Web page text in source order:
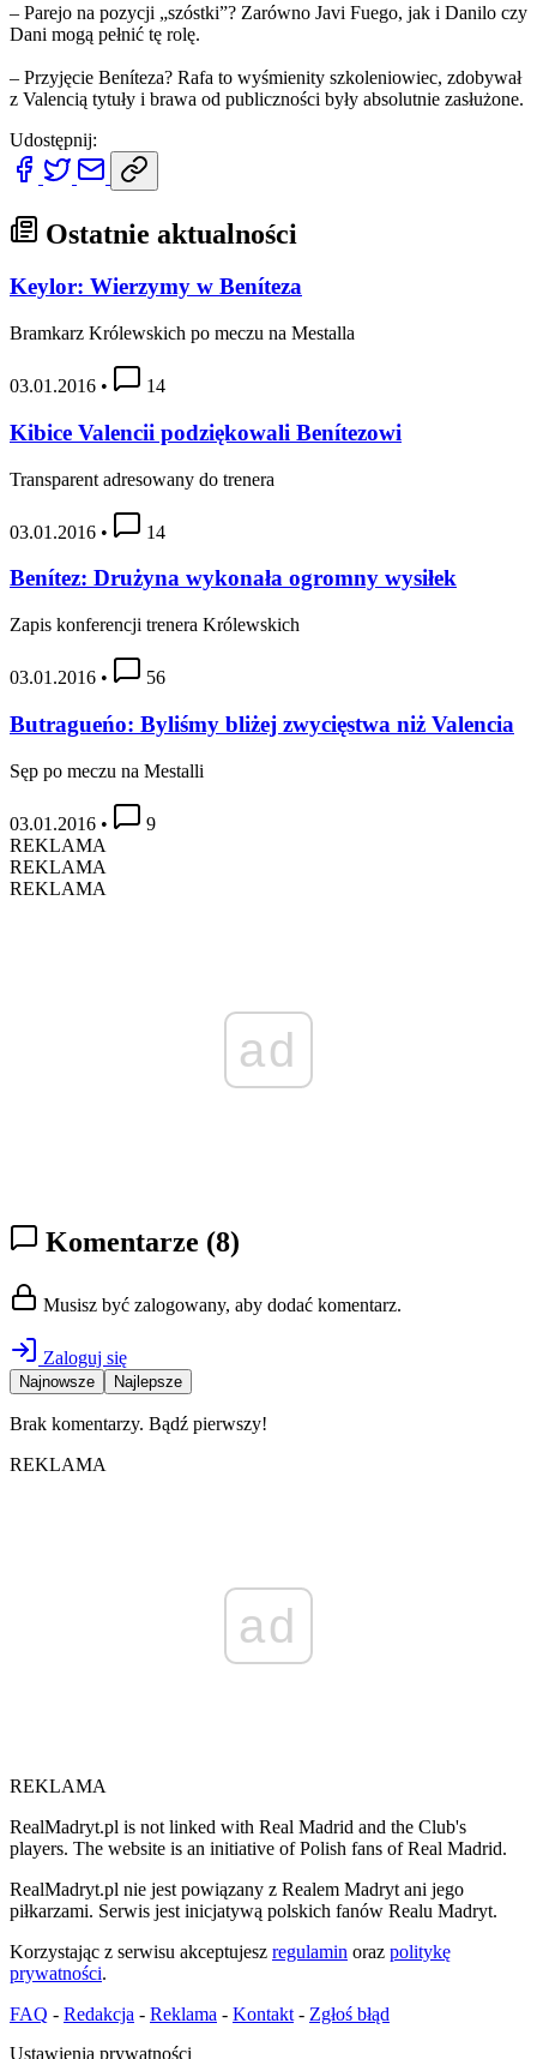
– Parejo na pozycji „szóstki”? Zarówno Javi Fuego, jak i Danilo czy
Dani mogą pełnić tę rolę.
– Przyjęcie Beníteza? Rafa to wyśmienity szkoleniowiec, zdobywał
z Valencią tytuły i brawa od publiczności były absolutnie zasłużone.
Udostępnij:
Ostatnie aktualności
Keylor: Wierzymy w Beníteza
Bramkarz Królewskich po meczu na Mestalla
03.01.2016 • 14
Kibice Valencii podziękowali Benítezowi
Transparent adresowany do trenera
03.01.2016 • 14
Benítez: Drużyna wykonała ogromny wysiłek
Zapis konferencji trenera Królewskich
03.01.2016 • 56
Butragueńo: Byliśmy bliżej zwycięstwa niż Valencia
Sęp po meczu na Mestalli
03.01.2016 •
9
REKLAMA
REKLAMA
REKLAMA
ad
Komentarze (8)
Musisz być zalogowany, aby dodać komentarz.
Zaloguj się
Najnowsze Najlepsze
Brak komentarzy. Bądź pierwszy!
REKLAMA
ad
REKLAMA
RealMadryt.pl is not linked with Real Madrid and the Club's
players. The website is an initiative of Polish fans of Real Madrid.
RealMadryt.pl nie jest powiązany z Realem Madryt ani jego
piłkarzami. Serwis jest inicjatywą polskich fanów Realu Madryt.
Korzystając z serwisu akceptujesz regulamin oraz politykę
prywatności.
FAQ - Redakcja - Reklama - Kontakt - Zgłoś błąd
Ustawienia prywatności